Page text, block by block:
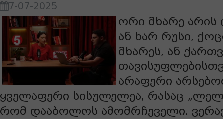
7-07-2025
ორი მხარე არის
ან ხარ რუსი,
მხარეს, ან
არაფერი
ყველაფერი სისულელეა, რასაც
რომ დააბოლოს ამომრჩეველი.